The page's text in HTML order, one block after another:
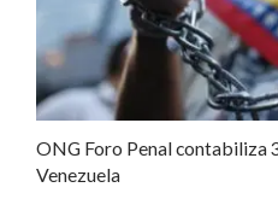
ONG Foro Penal contabiliza
Venezuela